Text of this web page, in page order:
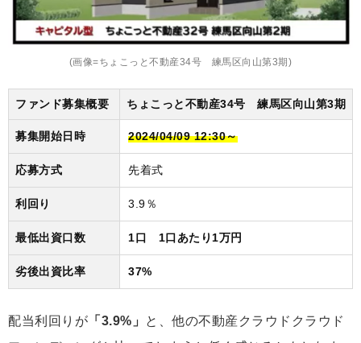
(画像=ちょこっと不動産34号 練馬区向山第3期)
ファンド募集概要 ちょこっと不動産34号 練馬区向山第3期
募集開始日時 2024/04/09 12:30～
応募方式 先着式
利回り 3.9％
最低出資口数 1口 1口あたり1万円
劣後出資比率 37%
配当利回りが 「3.9%」
と、他の不動産クラウドクラウド